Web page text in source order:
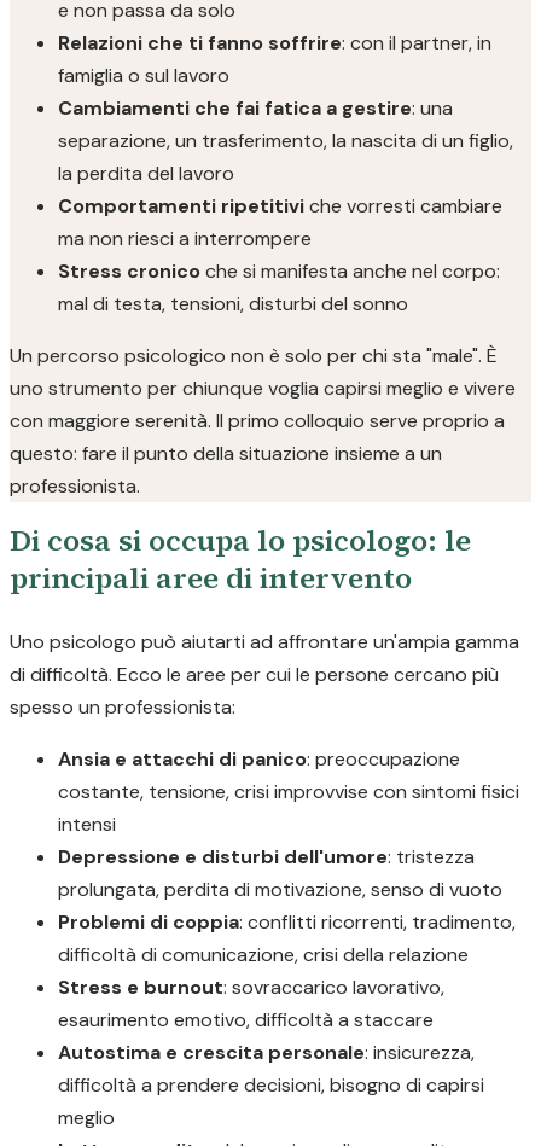
e non passa da solo
Relazioni che ti fanno soffrire: con il partner, in
famiglia o sul lavoro
Cambiamenti che fai fatica a gestire: una
separazione, un trasferimento, la nascita di un figlio,
la perdita del lavoro
Comportamenti ripetitiviche vorresti cambiare
ma non riesci a interrompere
Stress cronicoche si manifesta anche nel corpo:
mal di testa, tensioni, disturbi del sonno
Un percorso psicologico non è solo per chi sta "male". È
uno strumento per chiunque voglia capirsi meglio e vivere
con maggiore serenità. Il primo colloquio serve proprio a
questo: fare il punto della situazione insieme a un
professionista.
Di cosa si occupa lo psicologo: le
principali aree di intervento
Uno psicologo può aiutarti ad affrontare un'ampia gamma
di difficoltà. Ecco le aree per cui le persone cercano più
spesso un professionista:
Ansia e attacchi di panico: preoccupazione
costante, tensione, crisi improvvise con sintomi fisici
intensi
Depressione e disturbi dell'umore: tristezza
prolungata, perdita di motivazione, senso di vuoto
Problemi di coppia: conflitti ricorrenti, tradimento,
difficoltà di comunicazione, crisi della relazione
Stress e burnout: sovraccarico lavorativo,
esaurimento emotivo, difficoltà a staccare
Autostima e crescita personale: insicurezza,
difficoltà a prendere decisioni, bisogno di capirsi
meglio